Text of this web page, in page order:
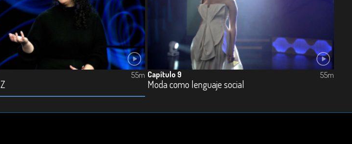
55m Capítulo 9
Moda como lenguaje social
55m